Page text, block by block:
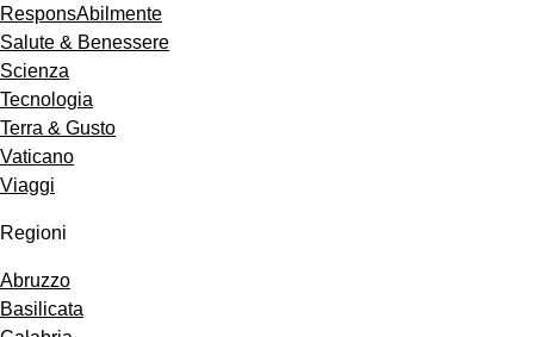
ResponsAbilmente
Salute & Benessere
Scienza
Tecnologia
Terra & Gusto
Vaticano
Viaggi
Regioni
Abruzzo
Basilicata